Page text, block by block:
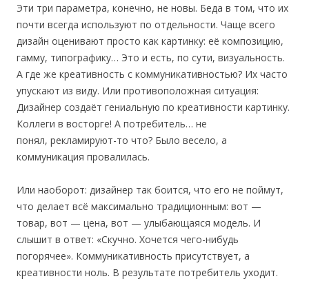
Эти три параметра, конечно, не новы. Беда в том, что их
почти всегда используют по отдельности. Чаще всего
дизайн оценивают просто как картинку: её композицию,
гамму, типографику… Это и есть, по сути, визуальность.
А где же креативность с коммуникативностью? Их часто
упускают из виду. Или противоположная ситуация:
Дизайнер создаёт гениальную по креативности картинку.
Коллеги в восторге! А потребитель… не
понял, рекламируют-то что? Было весело, а
коммуникация провалилась.
Или наоборот: дизайнер так боится, что его не поймут,
что делает всё максимально традиционным: вот —
товар, вот — цена, вот — улыбающаяся модель. И
слышит в ответ: «Скучно. Хочется чего-нибудь
погорячее». Коммуникативность присутствует, а
креативности ноль. В результате потребитель уходит.